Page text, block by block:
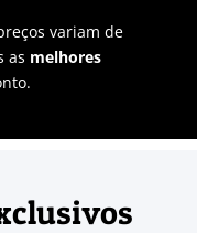
variam de
as melhores